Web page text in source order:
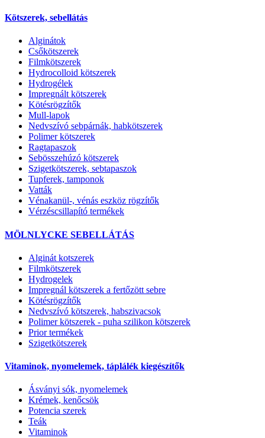
Kötszerek, sebellátás
Alginátok
Csőkötszerek
Filmkötszerek
Hydrocolloid kötszerek
Hydrogélek
Impregnált kötszerek
Kötésrögzítők
Mull-lapok
Nedvszívó sebpárnák, habkötszerek
Polimer kötszerek
Ragtapaszok
Sebösszehúzó kötszerek
Szigetkötszerek, sebtapaszok
Tupferek, tamponok
Vatták
Vénakanül-, vénás eszköz rögzítők
Vérzéscsillapító termékek
MÖLNLYCKE SEBELLÁTÁS
Alginát kotszerek
Filmkötszerek
Hydrogelek
Impregnál kötszerek a fertőzött sebre
Kötésrögzítők
Nedvszívó kötszerek, habszivacsok
Polimer kötszerek - puha szilikon kötszerek
Prior termékek
Szigetkötszerek
Vitaminok, nyomelemek, táplálék kiegészítők
Ásványi sók, nyomelemek
Krémek, kenőcsök
Potencia szerek
Teák
Vitaminok